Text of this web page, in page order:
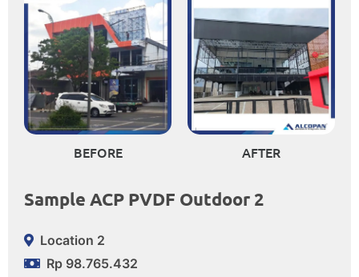
BEFORE AFTER
Sample ACP PVDF Outdoor 2
Location 2
Rp 98.765.432